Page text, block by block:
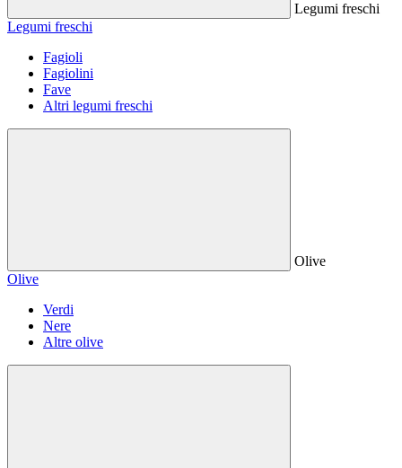
Legumi freschi
Legumi freschi
Fagioli
Fagiolini
Fave
Altri legumi freschi
Olive
Olive
Verdi
Nere
Altre olive